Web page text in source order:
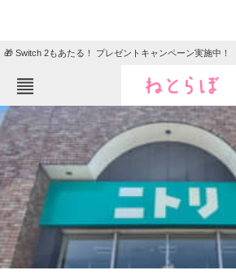
🎁 Switch 2もあたる！ プレゼントキャンペーン実施中！
ねとらぼメニュー
TOP ニュース
エンタメ
グルメ 地域
住まい 教育・育児
動物 リサーチ